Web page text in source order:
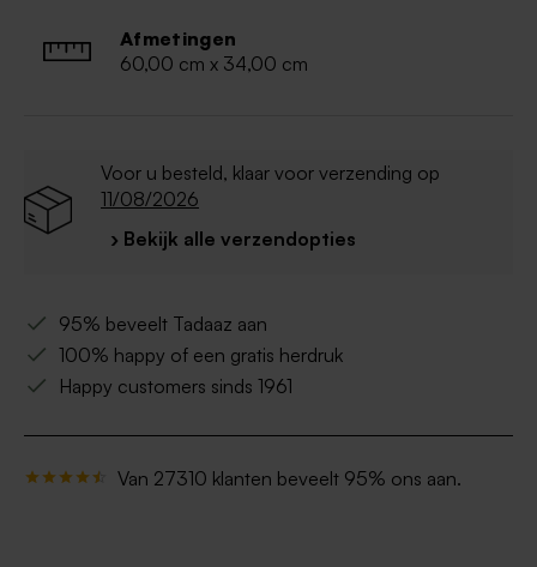
Afmetingen
60,00 cm x 34,00 cm
Voor u besteld, klaar voor verzending op
11/08/2026
› Bekijk alle verzendopties
95% beveelt Tadaaz aan
100% happy of een gratis herdruk
Happy customers sinds 1961
Van 27310 klanten beveelt 95% ons aan.